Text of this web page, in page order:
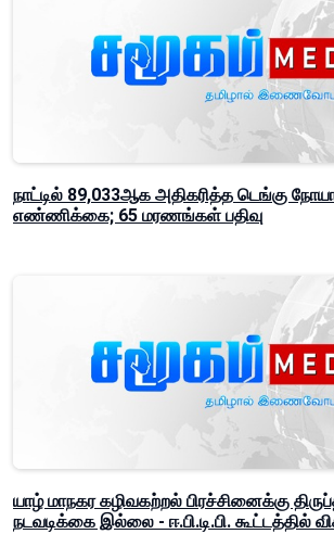
நாட்டில் 89,033ஆக அதிகரித்த டெங்கு
எண்ணிக்கை; 65 மரணங்கள் பதிவு
யாழ் மாநகர கழிவகற்றல் பிரச்சினைக்கு
நடவடிக்கை இல்லை - ஈ.பி.டி.பி. கூட்டத்தில்